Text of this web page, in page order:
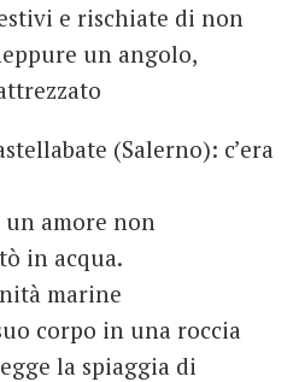
e rischiate di non
un angolo,
(Salerno): c’era
un amore non
in acqua.
marine
corpo in una roccia
la spiaggia di